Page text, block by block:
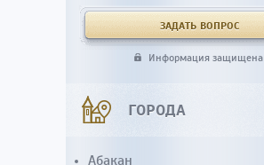
Информация защищена
ГОРОДА
Абакан